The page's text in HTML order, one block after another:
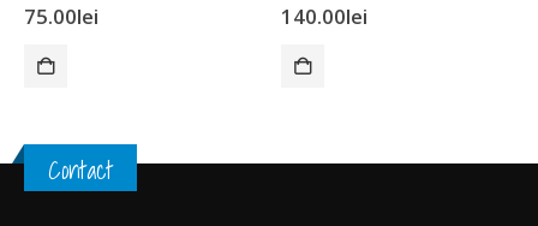
0out of 5
75.00lei 0 out of 5
140.00lei
Contact